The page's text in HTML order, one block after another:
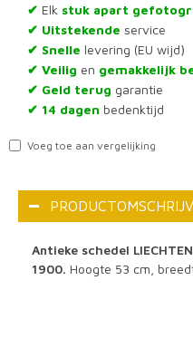
✔ Elk stuk apart
✔ Uitstekende service
✔ Snelle levering (EU wijd)
✔ Veilig en gemakkelijk
✔ Geld terug garantie
✔ 14 dagen bedenktijd
Voeg toe aan vergelijking
Antieke schedel
1900. Hoogte 53 cm,